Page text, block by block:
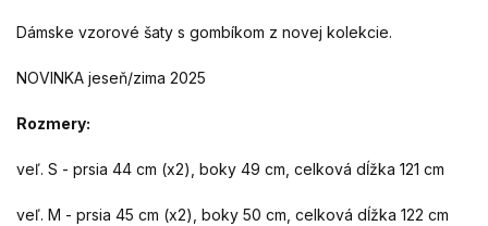
Dámske vzorové šaty s gombíkom z novej kolekcie.
NOVINKA jeseň/zima 2025
Rozmery:
veľ. S - prsia 44 cm (x2), boky 49 cm, celková dĺžka 121 cm
veľ. M - prsia 45 cm (x2), boky 50 cm, celková dĺžka 122 cm